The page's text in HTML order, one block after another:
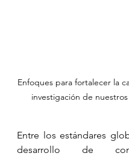
Enfoques para fortalecer la
investigación de
Entre los estándares
desarrollo de